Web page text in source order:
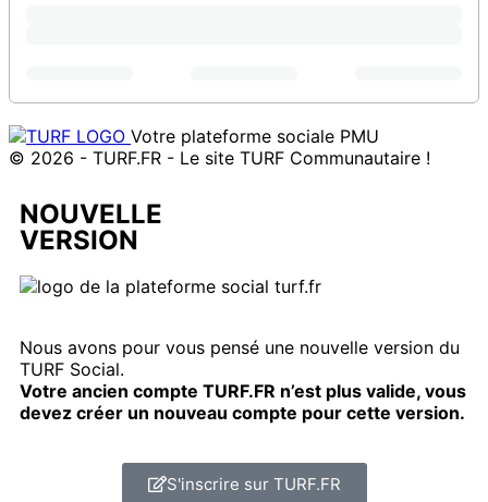
Votre plateforme sociale PMU
© 2026 - TURF.FR - Le site TURF Communautaire !
NOUVELLE
VERSION
Nous avons pour vous pensé une nouvelle version du
TURF Social.
Votre ancien compte TURF.FR n’est plus valide, vous
devez créer un nouveau compte pour cette version.
S'inscrire sur TURF.FR